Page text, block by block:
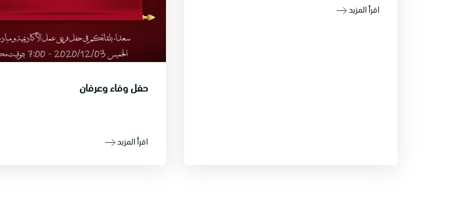
اقرأ المزيد
حفل وفاء وعرفان
اقرأ المزيد